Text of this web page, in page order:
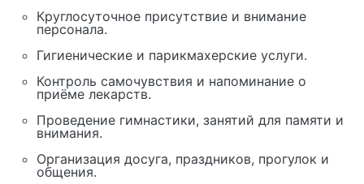
Круглосуточное присутствие и внимание
персонала.
Гигиенические и парикмахерские услуги.
Контроль самочувствия и напоминание о
приёме лекарств.
Проведение гимнастики, занятий для памяти и
внимания.
Организация досуга, праздников, прогулок и
общения.